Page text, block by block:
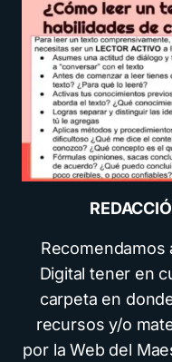
Recomendamos
Digital tener en
carpeta en
recursos y/o
por la Web del